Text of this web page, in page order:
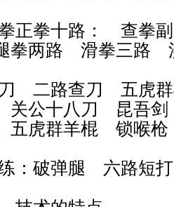
正拳十路： 查拳
拳两路 滑拳三路
二路查刀 五虎
公十八刀 昆吾
五虎群羊棍 锁喉
：破弹腿 六路